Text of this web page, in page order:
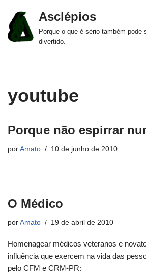
Pular
para
Asclépios
Porque o que é sério também pode
divertido.
youtube
Porque não espirrar
por Amato 10 de junho de 2010
O Médico
por Amato 19 de abril de 2010
Homenagear médicos veteranos e
influência que exercem na vida das
pelo CFM e CRM-PR: